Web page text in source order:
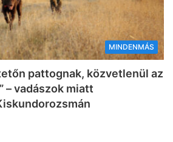
MINDENMÁS
pattognak, közvetlenül az
– vadászok miatt